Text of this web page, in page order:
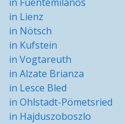
in Lienz
in Nötsch
in Kufstein
in Vogtareuth
in Alzate Brianza
in Lesce Bled
in Ohlstadt-Pömetsried
in Hajduszoboszlo